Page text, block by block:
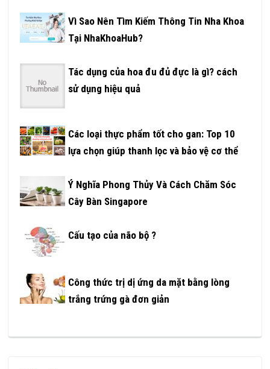
Vì Sao Nên Tìm Kiếm Thông Tin Nha Khoa
Tại NhaKhoaHub?
Tác dụng của hoa đu đủ đực là gì? cách
sử dụng hiệu quả
Các loại thực phẩm tốt cho gan: Top 10
lựa chọn giúp thanh lọc và bảo vệ cơ thể
Ý Nghĩa Phong Thủy Và Cách Chăm Sóc
Cây Bàn Singapore
Cấu tạo của não bộ ?
Công thức trị dị ứng da mặt bằng lòng
trắng trứng gà đơn giản